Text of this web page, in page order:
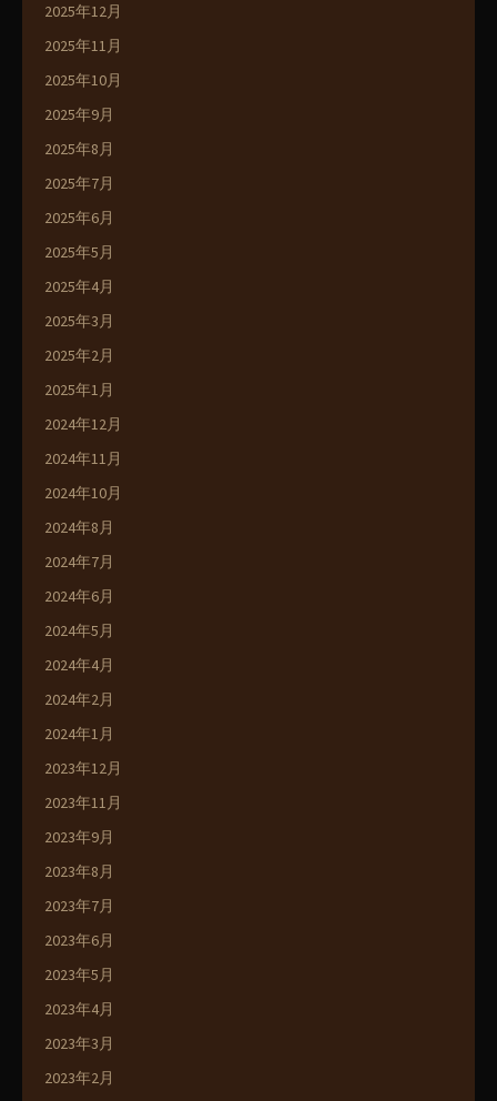
2025年12月
2025年11月
2025年10月
2025年9月
2025年8月
2025年7月
2025年6月
2025年5月
2025年4月
2025年3月
2025年2月
2025年1月
2024年12月
2024年11月
2024年10月
2024年8月
2024年7月
2024年6月
2024年5月
2024年4月
2024年2月
2024年1月
2023年12月
2023年11月
2023年9月
2023年8月
2023年7月
2023年6月
2023年5月
2023年4月
2023年3月
2023年2月